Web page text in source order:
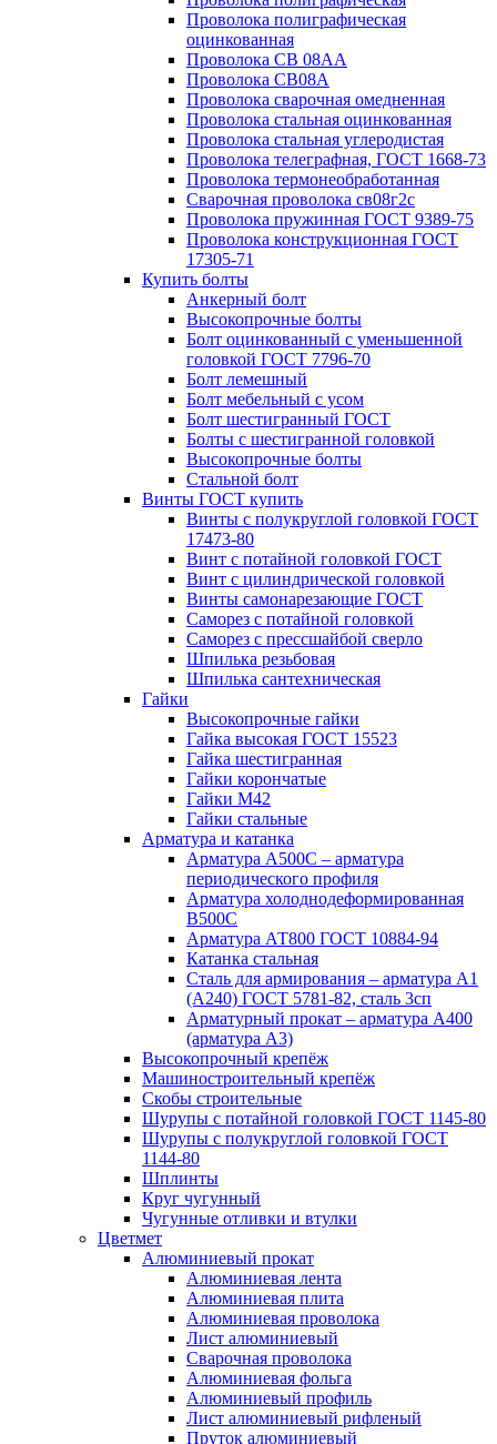
Проволока полиграфическая
оцинкованная
Проволока СВ 08АА
Проволока СВ08А
Проволока сварочная омедненная
Проволока стальная оцинкованная
Проволока стальная углеродистая
Проволока телеграфная, ГОСТ 1668-73
Проволока термонеобработанная
Сварочная проволока св08г2с
Проволока пружинная ГОСТ 9389-75
Проволока конструкционная ГОСТ
17305-71
Купить болты
Анкерный болт
Высокопрочные болты
Болт оцинкованный с уменьшенной
головкой ГОСТ 7796-70
Болт лемешный
Болт мебельный с усом
Болт шестигранный ГОСТ
Болты с шестигранной головкой
Высокопрочные болты
Стальной болт
Винты ГОСТ купить
Винты с полукруглой головкой ГОСТ
17473-80
Винт с потайной головкой ГОСТ
Винт с цилиндрической головкой
Винты самонарезающие ГОСТ
Саморез с потайной головкой
Саморез с прессшайбой сверло
Шпилька резьбовая
Шпилька сантехническая
Гайки
Высокопрочные гайки
Гайка высокая ГОСТ 15523
Гайка шестигранная
Гайки корончатые
Гайки М42
Гайки стальные
Арматура и катанка
Арматура А500С – арматура
периодического профиля
Арматура холоднодеформированная
В500С
Арматура АТ800 ГОСТ 10884-94
Катанка стальная
Сталь для армирования – арматура А1
(А240) ГОСТ 5781-82, сталь 3сп
Арматурный прокат – арматура А400
(арматура А3)
Высокопрочный крепёж
Машиностроительный крепёж
Скобы строительные
Шурупы с потайной головкой ГОСТ 1145-80
Шурупы с полукруглой головкой ГОСТ
1144-80
Шплинты
Круг чугунный
Чугунные отливки и втулки
Цветмет
Алюминиевый прокат
Алюминиевая лента
Алюминиевая плита
Алюминиевая проволока
Лист алюминиевый
Сварочная проволока
Алюминиевая фольга
Алюминиевый профиль
Лист алюминиевый рифленый
Пруток алюминиевый